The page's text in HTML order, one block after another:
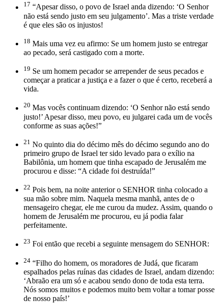
17 “Apesar disso, o povo de Israel anda dizendo: ‘O Senhor
não está sendo justo em seu julgamento’. Mas a triste verdade
é que eles são os injustos!
18 Mais uma vez eu afirmo: Se um homem justo se entregar
ao pecado, será castigado com a morte.
19 Se um homem pecador se arrepender de seus pecados e
começar a praticar a justiça e a fazer o que é certo, receberá a
vida.
20 Mas vocês continuam dizendo: ‘O Senhor não está sendo
justo!’ Apesar disso, meu povo, eu julgarei cada um de vocês
conforme as suas ações!”
21 No quinto dia do décimo mês do décimo segundo ano do
primeiro grupo de Israel ter sido levado para o exílio na
Babilônia, um homem que tinha escapado de Jerusalém me
procurou e disse: “A cidade foi destruída!”
22 Pois bem, na noite anterior o SENHOR tinha colocado a
sua mão sobre mim. Naquela mesma manhã, antes de o
mensageiro chegar, ele me curou da mudez. Assim, quando o
homem de Jerusalém me procurou, eu já podia falar
perfeitamente.
23 Foi então que recebi a seguinte mensagem do SENHOR:
24 “Filho do homem, os moradores de Judá, que ficaram
espalhados pelas ruínas das cidades de Israel, andam dizendo:
‘Abraão era um só e acabou sendo dono de toda esta terra.
Nós somos muitos e podemos muito bem voltar a tomar posse
de nosso país!’